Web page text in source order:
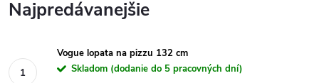
Najpredávanejšie
Vogue lopata na pizzu 132 cm
Skladom (dodanie do 5 pracovných dní)